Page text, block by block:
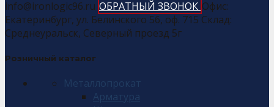
info@ironlogic96.ru ОБРАТНЫЙ ЗВОНОК Офис:
Екатеринбург, ул. Белинского 56, оф. 715 Склад:
Среднеуральск, Северный проезд 5г
Розничный каталог
Металлопрокат
Арматура